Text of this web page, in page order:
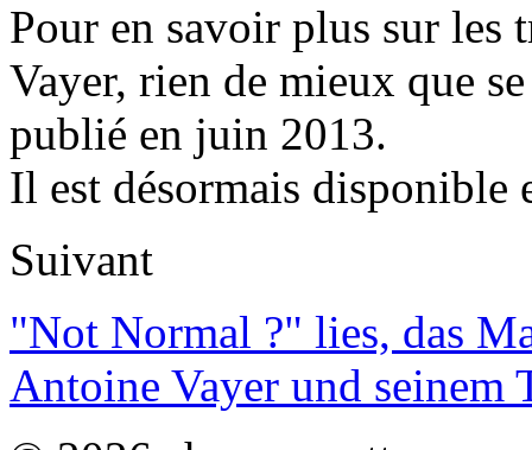
Pour en savoir plus sur les
Vayer, rien de mieux que
publié en juin 2013.
Il est désormais disponible
Suivant
"Not Normal ?" lies, das
Antoine Vayer und seinem